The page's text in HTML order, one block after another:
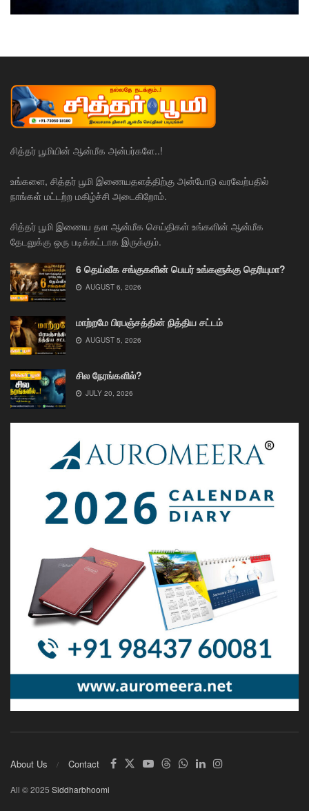
சித்தர் பூமியின் ஆன்மீக அன்பர்களே..!
உங்களை, சித்தர் பூமி இணையதளத்திற்கு அன்போடு வரவேற்பதில்
நாங்கள் மட்டற்ற மகிழ்ச்சி அடைகிறோம்.
சித்தர் பூமி இணைய தள ஆன்மீக செய்திகள் உங்களின் ஆன்மீக
தேடலுக்கு ஒரு படிக்கட்டாக இருக்கும்.
6 தெய்வீக சங்குகளின் பெயர் உங்களுக்கு தெரியுமா?
AUGUST 6, 2026
மாற்றமே பிரபஞ்சத்தின் நித்திய சட்டம்
AUGUST 5, 2026
சில நேரங்களில்?
JULY 20, 2026
About Us Contact
All © 2025 Siddharbhoomi